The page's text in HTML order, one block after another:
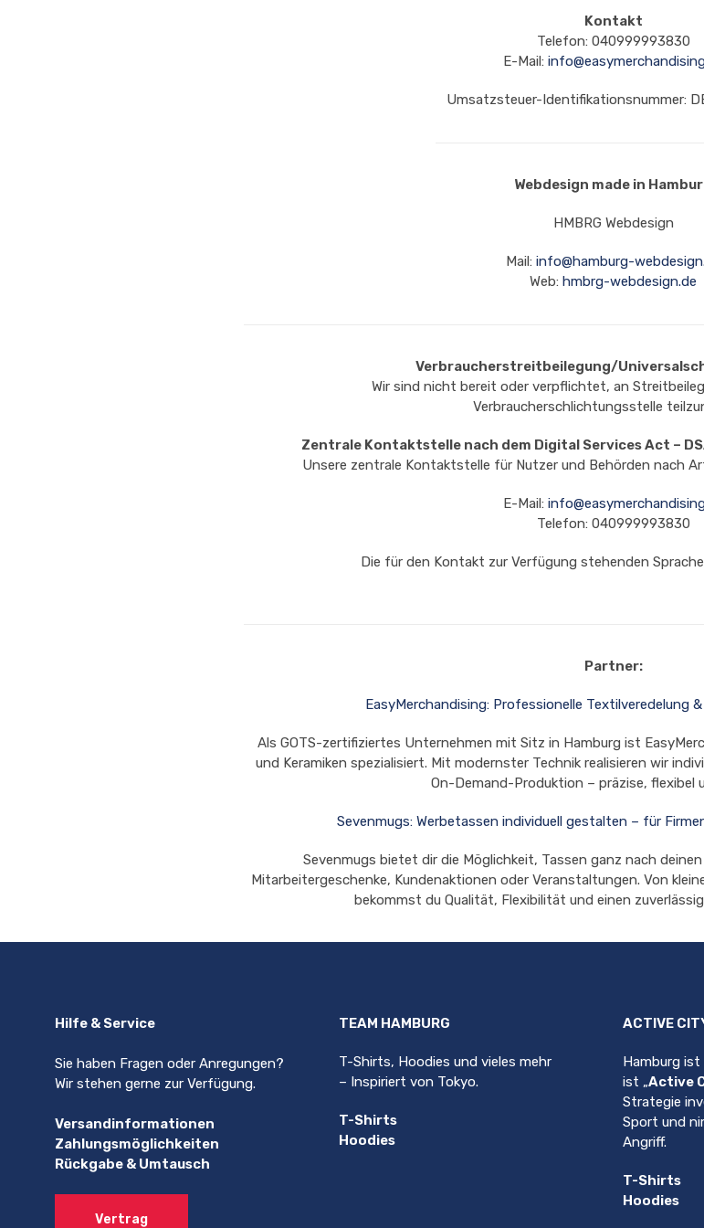
Kontakt
Telefon: 040999993830
E-Mail:
Umsatzsteuer-Identifikationsnummer:
Webdesign made in
HMBRG Webdesign
Mail: info@hamburg-
Web:hmbrg-webdesign.de
Verbraucherstreitbeilegung/
Wir sind nicht bereit oder verpflichtet, an
Verbraucherschlichtungsstelle
Zentrale Kontaktstelle nach dem Digital Services Act –
Unsere zentrale Kontaktstelle für Nutzer und Behörden nach
E-Mail:
Telefon: 040999993830
Die für den Kontakt zur Verfügung stehenden
Partner:
EasyMerchandising: Professionelle Textilveredelung
Als GOTS-zertifiziertes Unternehmen mit Sitz in Hamburg ist
und Keramiken spezialisiert. Mit modernster Technik realisieren wir
On-Demand-Produktion – präzise, flexibel
Sevenmugs: Werbetassen individuell gestalten – für
Sevenmugs bietet dir die Möglichkeit, Tassen ganz nach
Mitarbeitergeschenke, Kundenaktionen oder Veranstaltungen. Von
bekommst du Qualität, Flexibilität und einen
Hilfe & Service
Sie haben Fragen oder Anregungen?
Wir stehen gerne zur Verfügung.
Versandinformationen
Zahlungsmöglichkeiten
Rückgabe & Umtausch
Vertrag
TEAM HAMBURG
T-Shirts, Hoodies und vieles mehr
– Inspiriert von Tokyo.
T-Shirts
Hoodies
ACTIVE
Hamburg
ist „Active
Strategie
Sport und
Angriff.
T-Shirts
Hoodies